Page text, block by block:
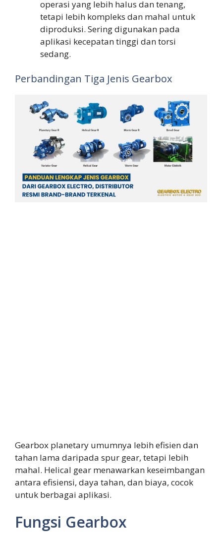
operasi yang lebih halus dan tenang,
tetapi lebih kompleks dan mahal untuk
diproduksi. Sering digunakan pada
aplikasi kecepatan tinggi dan torsi
sedang.
Perbandingan Tiga Jenis Gearbox
Gearbox planetary umumnya lebih efisien dan
tahan lama daripada spur gear, tetapi lebih
mahal. Helical gear menawarkan keseimbangan
antara efisiensi, daya tahan, dan biaya, cocok
untuk berbagai aplikasi.
Fungsi Gearbox